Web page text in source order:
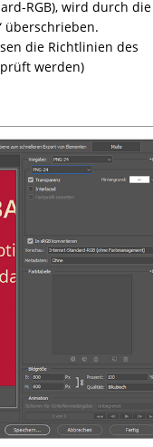
RGB), wird durch die
überschrieben.
die Richtlinien des
werden)